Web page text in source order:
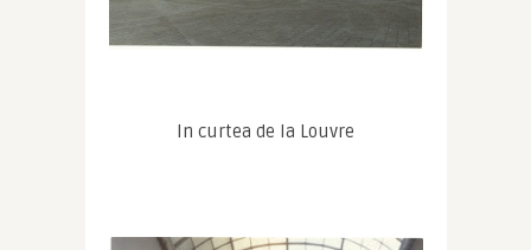
In curtea de la Louvre